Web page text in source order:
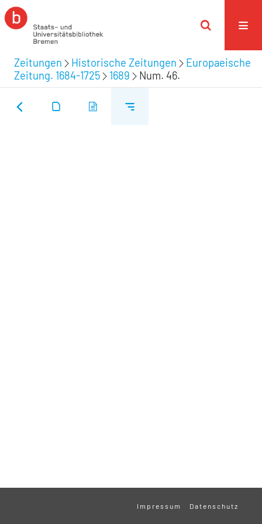
Zeitungen Historische Zeitungen
Europaeische
Zeitung. 1684-1725
1689 Num. 46.
Impressum Datenschutz